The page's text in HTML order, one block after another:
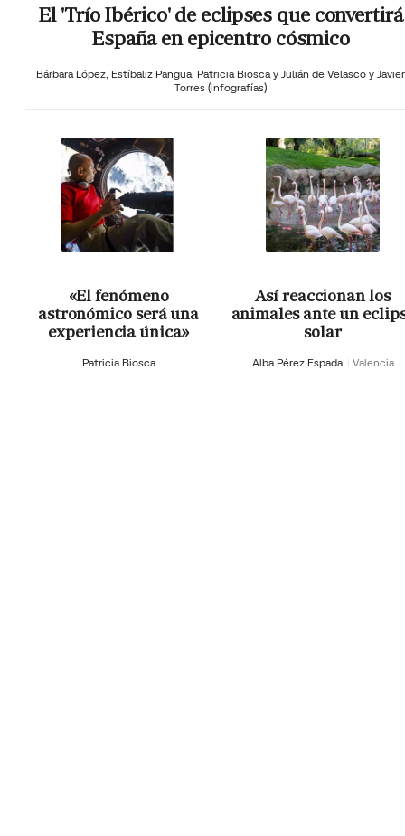
El 'Trío Ibérico' de eclipses que convertirá
España en epicentro cósmico
Bárbara López, Estíbaliz Pangua, Patricia Biosca y Julián de Velasco y Javier
Torres (infografías)
«El fenómeno
astronómico será una
experiencia única»
Patricia Biosca
Así reaccionan los
animales ante un
solar
Alba Pérez Espada Valencia